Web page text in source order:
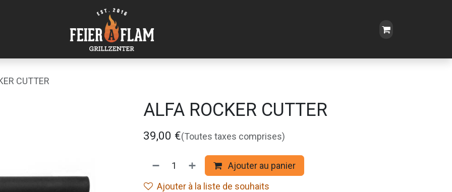
CUTTER
ALFA ROCKER CUTTER
39,00 €(Toutes taxes comprises)
Ajouter au panier
Ajouter à la liste de souhaits